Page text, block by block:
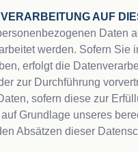
AUF
Daten
werden. Sofern
erfolgt die
zur Durchführung
sofern diese zur
Grundlage unseres
Absätzen dieser